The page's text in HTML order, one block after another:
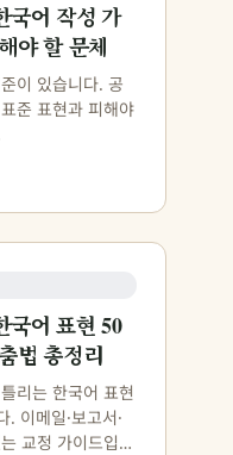
국어 작성 가
야 할 문체
이 있습니다. 공
준 표현과 피해야
국어 표현 50
법 총정리
리는 한국어 표현
이메일·보고서·
교정 가이드입니